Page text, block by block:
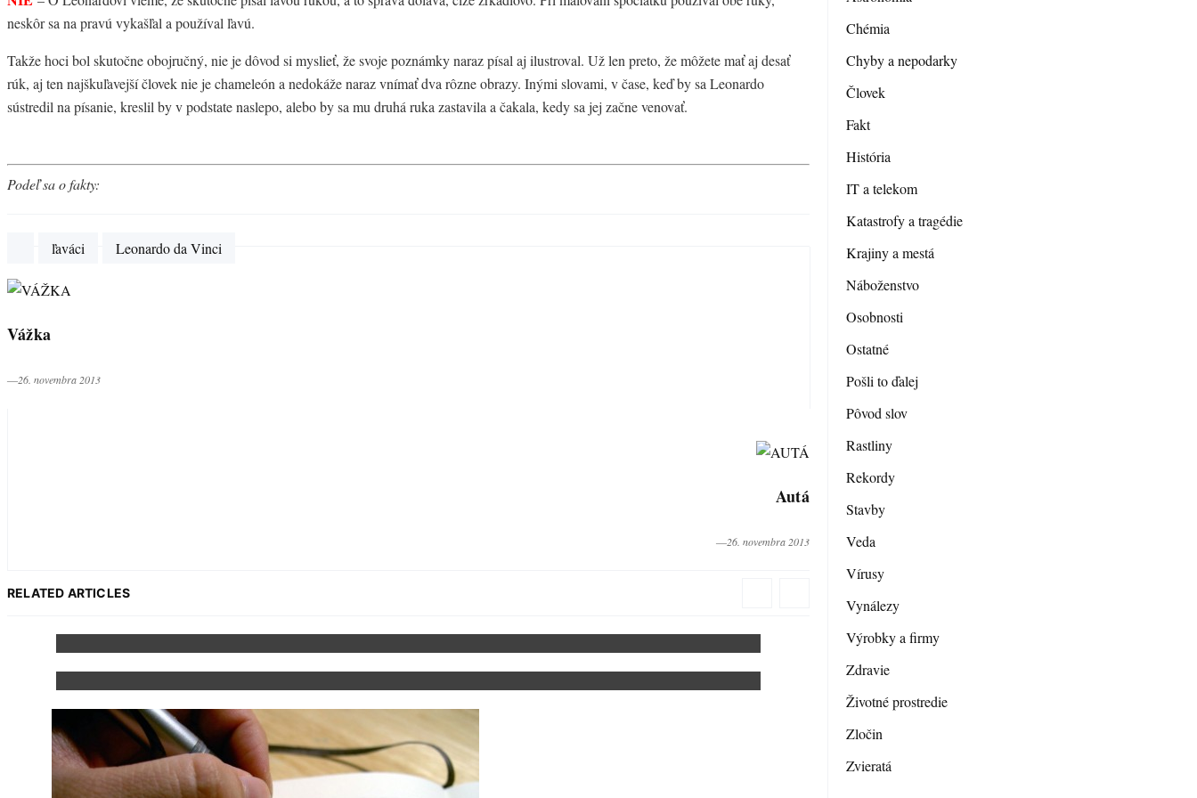
neskôr sa na pravú vykašľal a používal ľavú.
Takže hoci bol skutočne obojručný, nie je dôvod si myslieť, že svoje poznámky naraz písal aj ilustroval. Už len preto, že môžete mať aj desať
rúk, aj ten najškuľavejší človek nie je chameleón a nedokáže naraz vnímať dva rôzne obrazy. Inými slovami, v čase, keď by sa Leonardo
sústredil na písanie, kreslil by v podstate naslepo, alebo by sa mu druhá ruka zastavila a čakala, kedy sa jej začne venovať.
Podeľ sa o fakty:
ľaváci Leonardo da Vinci
Vážka
―26. novembra 2013
Autá
―26. novembra 2013
RELATED ARTICLES
Chémia
Chyby a nepodarky
Človek
Fakt
História
IT a telekom
Katastrofy a tragédie
Krajiny a mestá
Náboženstvo
Osobnosti
Ostatné
Pošli to ďalej
Pôvod slov
Rastliny
Rekordy
Stavby
Veda
Vírusy
Vynálezy
Výrobky a firmy
Zdravie
Životné prostredie
Zločin
Zvieratá